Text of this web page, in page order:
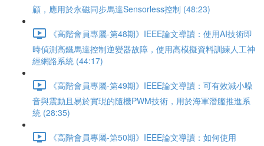
顧，應用於永磁同步馬達Sensorless控制 (48:23)
《高階會員專屬-第48期》IEEE論文導讀：使用AI技術即
時偵測高鐵馬達控制逆變器故障，使用高模擬資料訓練人工神
經網路系統 (44:17)
《高階會員專屬-第49期》IEEE論文導讀：可有效減小噪
音與震動且易於實現的隨機PWM技術，用於海軍潛艦推進系
統 (28:35)
《高階會員專屬-第50期》IEEE論文導讀：如何使用